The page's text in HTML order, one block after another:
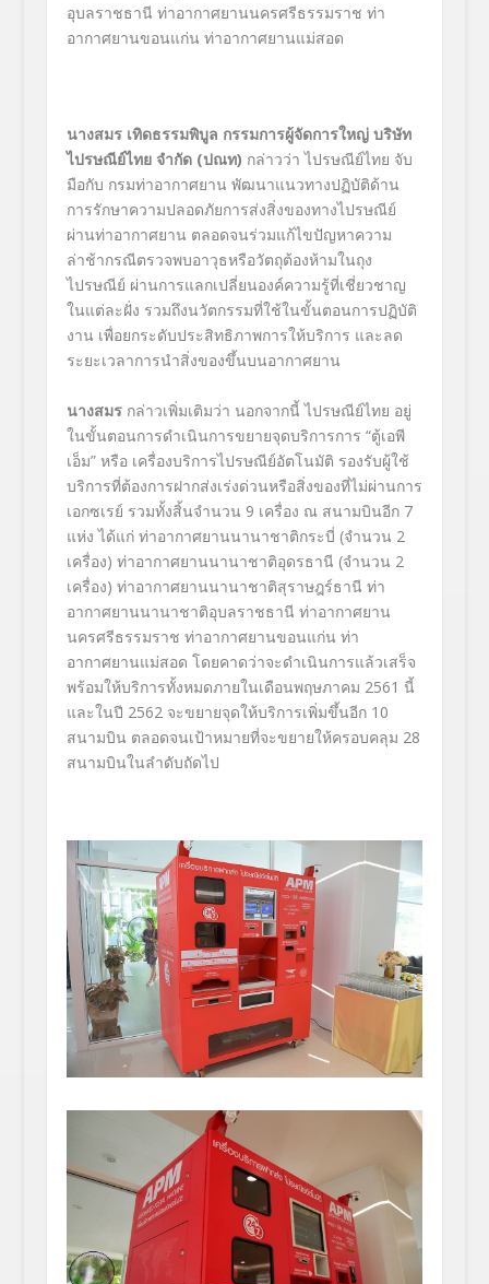
อุบลราชธานี ท่าอากาศยานนครศรีธรรมราช ท่า
อากาศยานขอนแก่น ท่าอากาศยานแม่สอด
นางสมร เทิดธรรมพิบูล กรรมการผู้จัดการใหญ่ บริษัท
ไปรษณีย์ไทย จำกัด (ปณท) กล่าวว่า ไปรษณีย์ไทย จับ
มือกับ กรมท่าอากาศยาน พัฒนาแนวทางปฏิบัติด้าน
การรักษาความปลอดภัยการส่งสิ่งของทางไปรษณีย์
ผ่านท่าอากาศยาน ตลอดจนร่วมแก้ไขปัญหาความ
ล่าช้ากรณีตรวจพบอาวุธหรือวัตถุต้องห้ามในถุง
ไปรษณีย์ ผ่านการแลกเปลี่ยนองค์ความรู้ที่เชี่ยวชาญ
ในแต่ละฝั่ง รวมถึงนวัตกรรมที่ใช้ในขั้นตอนการปฏิบัติ
งาน เพื่อยกระดับประสิทธิภาพการให้บริการ และลด
ระยะเวลาการนำสิ่งของขึ้นบนอากาศยาน
นางสมรกล่าวเพิ่มเติมว่า นอกจากนี้ ไปรษณีย์ไทย อยู่
ในขั้นตอนการดำเนินการขยายจุดบริการการ “ตู้เอพี
เอ็ม” หรือ เครื่องบริการไปรษณีย์อัตโนมัติ รองรับผู้ใช้
บริการที่ต้องการฝากส่งเร่งด่วนหรือสิ่งของที่ไม่ผ่านการ
เอกซเรย์ รวมทั้งสิ้นจำนวน 9 เครื่อง ณ สนามบินอีก 7
แห่ง ได้แก่ ท่าอากาศยานนานาชาติกระบี่ (จำนวน 2
เครื่อง) ท่าอากาศยานนานาชาติอุดรธานี (จำนวน 2
เครื่อง) ท่าอากาศยานนานาชาติสุราษฎร์ธานี ท่า
อากาศยานนานาชาติอุบลราชธานี ท่าอากาศยาน
นครศรีธรรมราช ท่าอากาศยานขอนแก่น ท่า
อากาศยานแม่สอด โดยคาดว่าจะดำเนินการแล้วเสร็จ
พร้อมให้บริการทั้งหมดภายในเดือนพฤษภาคม 2561 นี้
และในปี 2562 จะขยายจุดให้บริการเพิ่มขึ้นอีก 10
สนามบิน ตลอดจนเป้าหมายที่จะขยายให้ครอบคลุม 28
สนามบินในลำดับถัดไป